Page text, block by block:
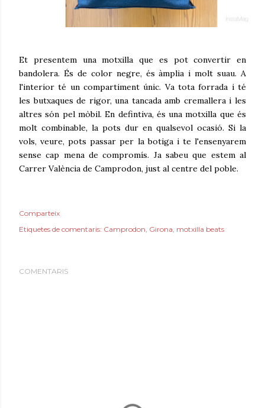
Et presentem una motxilla que es pot convertir en
bandolera. És de color negre, és àmplia i molt suau. A
l'interior té un compartiment únic. Va tota forrada i té
les butxaques de rigor, una tancada amb cremallera i les
altres són pel mòbil. En defintiva, és una motxilla que és
molt combinable, la pots dur en qualsevol ocasió. Si la
vols, veure, pots passar per la botiga i te l'ensenyarem
sense cap mena de compromís. Ja sabeu que estem al
Carrer València de Camprodon, just al centre del poble.
Comparteix
Etiquetes de comentaris: Camprodon Girona motxilla beats
COMENTARIS